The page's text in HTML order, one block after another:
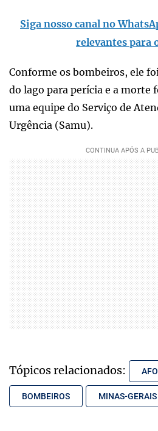
Siga nosso canal no
relevantes para
Conforme os bombeiros, ele
do lago para perícia e a morte
uma equipe do Serviço de
Urgência (Samu).
Tópicos relacionados:
BOMBEIROS MINAS-GERAIS